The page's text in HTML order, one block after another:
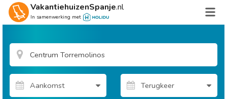
VakantiehuizenSpanje.nl
In samenwerking met